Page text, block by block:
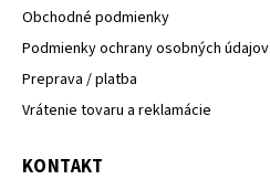
Obchodné podmienky
Podmienky ochrany osobných údajov
Preprava / platba
Vrátenie tovaru a reklamácie
KONTAKT